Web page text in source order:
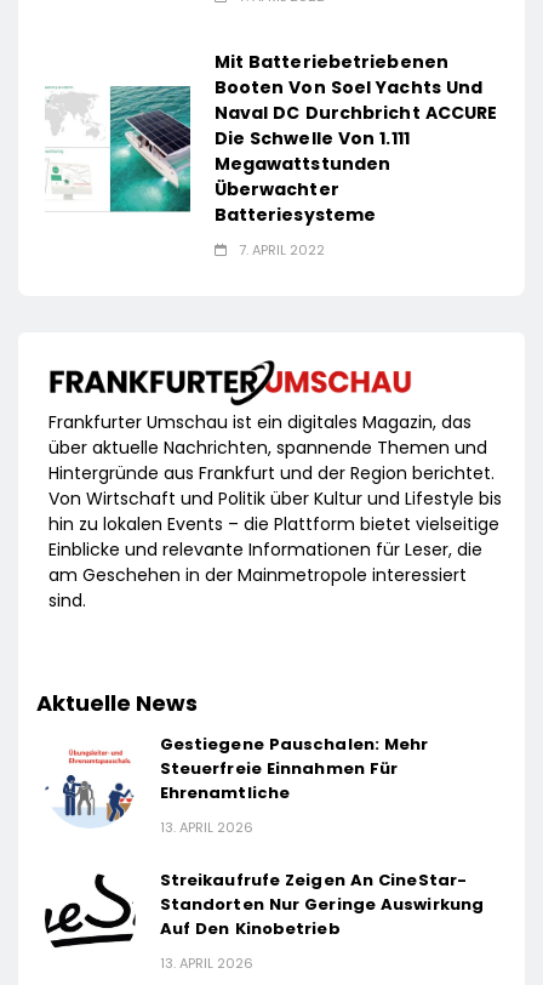
Mit Batteriebetriebenen
Booten Von Soel Yachts Und
Naval DC Durchbricht ACCURE
Die Schwelle Von 1.111
Megawattstunden
Überwachter
Batteriesysteme
7. APRIL 2022
Frankfurter Umschau ist ein digitales Magazin, das
über aktuelle Nachrichten, spannende Themen und
Hintergründe aus Frankfurt und der Region berichtet.
Von Wirtschaft und Politik über Kultur und Lifestyle bis
hin zu lokalen Events – die Plattform bietet vielseitige
Einblicke und relevante Informationen für Leser, die
am Geschehen in der Mainmetropole interessiert
sind.
Aktuelle News
Gestiegene Pauschalen: Mehr
Steuerfreie Einnahmen Für
Ehrenamtliche
13. APRIL 2026
Streikaufrufe Zeigen An CineStar-
Standorten Nur Geringe Auswirkung
Auf Den Kinobetrieb
13. APRIL 2026